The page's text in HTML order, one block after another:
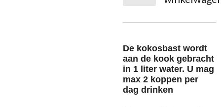
De kokosbast wordt
aan de kook gebracht
in 1 liter water. U mag
max 2 koppen per
dag drinken